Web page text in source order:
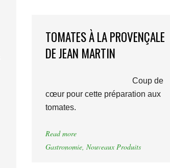
TOMATES À LA PROVENÇALE
DE JEAN MARTIN
Coup de
cœur pour cette préparation aux
tomates.
Read more
Gastronomie, Nouveaux Produits